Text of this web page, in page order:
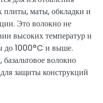
плиты, маты, обкладки и
Это волокно не
высоких температур и
до 1000°C и выше.
волокно
защиты конструкций